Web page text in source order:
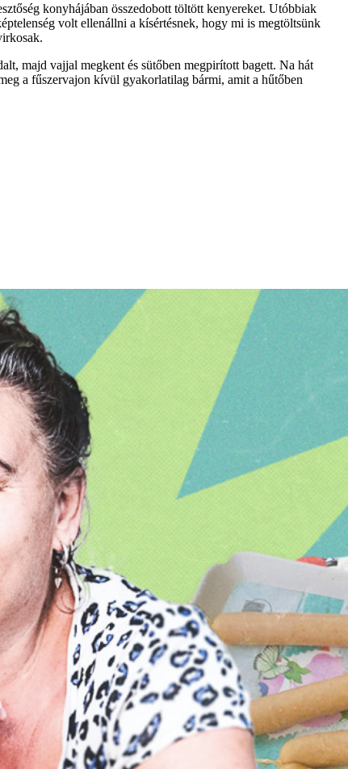
konyhájában összedobott töltött kenyereket. Utóbbiak
volt ellenállni a kísértésnek, hogy mi is megtöltsünk
majd vajjal megkent és sütőben megpirított bagett. Na hát
a fűszervajon kívül gyakorlatilag bármi, amit a hűtőben